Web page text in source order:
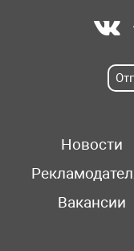
Новости
Вакансии